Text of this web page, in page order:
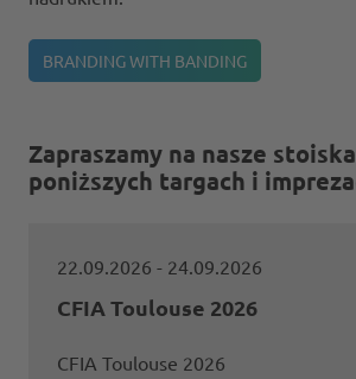
BRANDING WITH BANDING
Zapraszamy na nasze
poniższych targach i
22.09.2026 - 24.09.2026
CFIA Toulouse 2026
CFIA Toulouse 2026